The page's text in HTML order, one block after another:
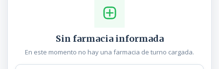
Sin farmacia informada
En este momento no hay una farmacia de turno cargada.